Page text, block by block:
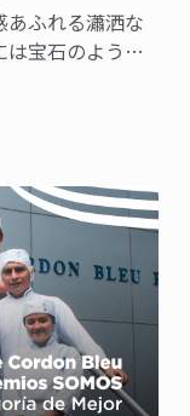
ふれる瀟洒な
宝石のように